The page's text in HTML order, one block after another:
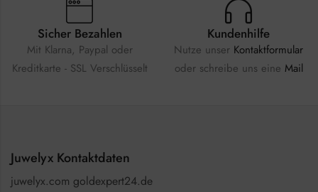
Sicher Bezahlen
Mit Klarna, Paypal oder
Kreditkarte - SSL Verschlüsselt
Kundenhilfe
Nutze unser Kontaktformular
oder schreibe uns eine Mail
Juwelyx Kontaktdaten
juwelyx.com goldexpert24.de